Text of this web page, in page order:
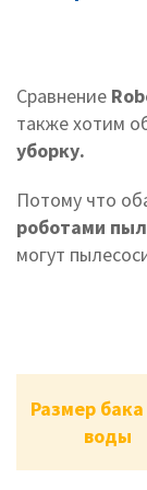
Сравнениe
также хотим
уборку.
Потому что
роботами
могут
Размер
Размер
воды